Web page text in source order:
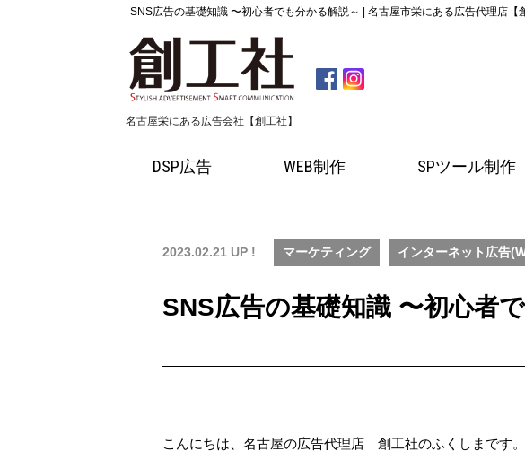
SNS広告の基礎知識 〜初心者でも分かる解説～ | 名古屋市栄にある広告代理店【
名古屋栄にある広告会社【創工社】
DSP広告 WEB制作 SPツール制作
2023.02.21 UP ! マーケティング インターネット広告
SNS広告の基礎知識 〜初心者
こんにちは、名古屋の広告代理店 創工社のふくしまです。